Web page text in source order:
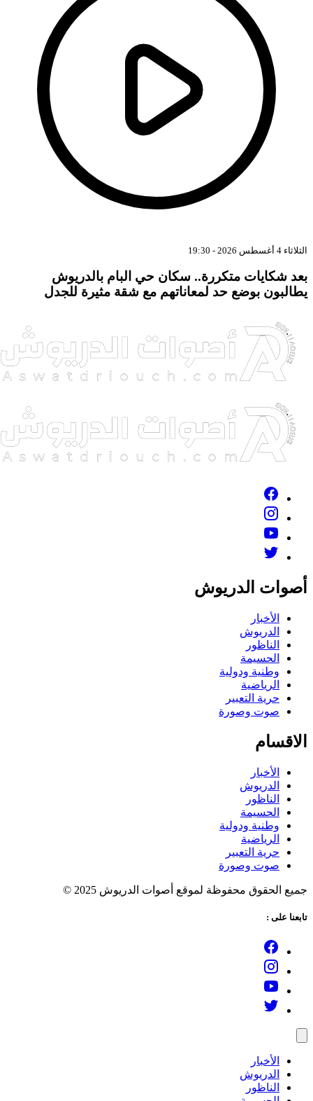
4 أغسطس 2026 - 19:30
شكايات متكررة.. سكان حي البام بالدريوش
بوضع حد لمعاناتهم مع شقة مثيرة للجدل
الدريوش
الأخبار
الدريوش
الناظور
الحسيمة
وطنية ودولية
الرياضية
حرية التعبير
صوت وصورة
الأخبار
الدريوش
الناظور
الحسيمة
وطنية ودولية
الرياضية
حرية التعبير
صوت وصورة
الحقوق محفوظة لموقع أصوات الدريوش 2025 ©
على :
الأخبار
الدريوش
الناظور